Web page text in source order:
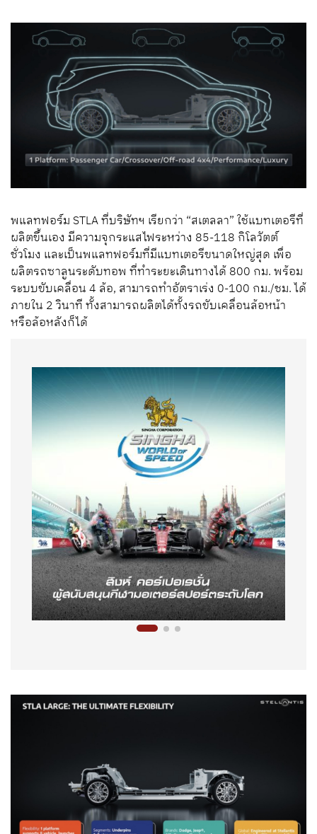
พแลทฟอร์ม STLA ที่บริษัทฯ เรียกว่า “สเตลลา” ใช้แบทเตอรีที่
ผลิตขึ้นเอง มีความจุกระแสไฟระหว่าง 85-118 กิโลวัตต์
ชั่วโมง และเป็นพแลทฟอร์มที่มีแบทเตอรีขนาดใหญ่สุด เพื่อ
ผลิตรถซาลูนระดับทอพ ที่ทำระยะเดินทางได้ 800 กม. พร้อม
ระบบขับเคลื่อน 4 ล้อ, สามารถทำอัตราเร่ง 0-100 กม./ชม. ได้
ภายใน 2 วินาที ทั้งสามารถผลิตได้ทั้งรถขับเคลื่อนล้อหน้า
หรือล้อหลังก็ได้